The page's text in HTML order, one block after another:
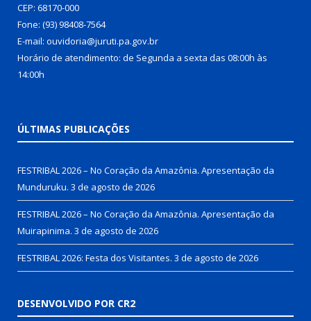
CEP: 68170-000
Fone: (93) 98408-7564
E-mail: ouvidoria@juruti.pa.gov.br
Horário de atendimento: de Segunda a sexta das 08:00h às
14:00h
ÚLTIMAS PUBLICAÇÕES
FESTRIBAL 2026 – No Coração da Amazônia. Apresentação da
Munduruku. 3 de agosto de 2026
FESTRIBAL 2026 – No Coração da Amazônia. Apresentação da
Muirapinima. 3 de agosto de 2026
FESTRIBAL 2026: Festa dos Visitantes. 3 de agosto de 2026
DESENVOLVIDO POR CR2